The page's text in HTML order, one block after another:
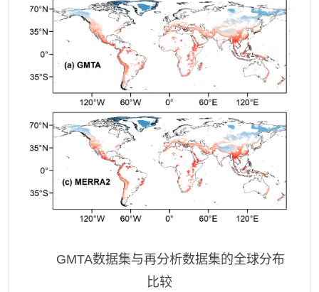
GMTA数据集与再分析数据集的全球分布
比较